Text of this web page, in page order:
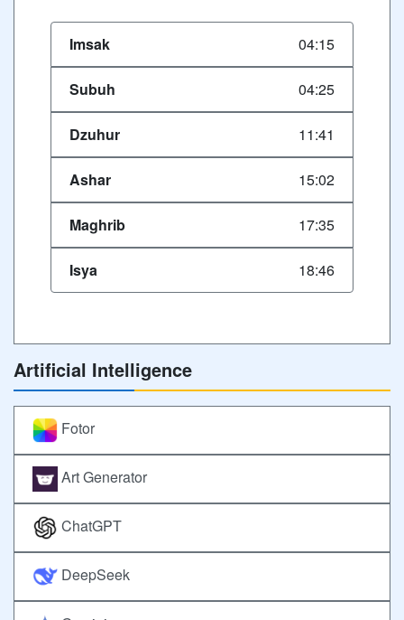
Imsak 04:15
Subuh 04:25
Dzuhur 11:41
Ashar 15:02
Maghrib 17:35
Isya 18:46
Artificial Intelligence
Fotor
Art Generator
ChatGPT
DeepSeek